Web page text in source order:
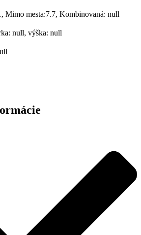
Mimo mesta:7.7, Kombinovaná: null
null, výška: null